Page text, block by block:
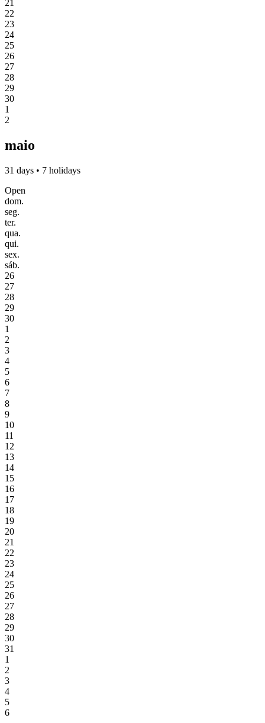
21
22
23
24
25
26
27
28
29
30
1
2
maio
31 days • 7 holidays
Open
dom.
seg.
ter.
qua.
qui.
sex.
sáb.
26
27
28
29
30
1
2
3
4
5
6
7
8
9
10
11
12
13
14
15
16
17
18
19
20
21
22
23
24
25
26
27
28
29
30
31
1
2
3
4
5
6